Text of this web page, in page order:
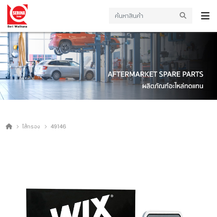
ไส้กรอง 49146